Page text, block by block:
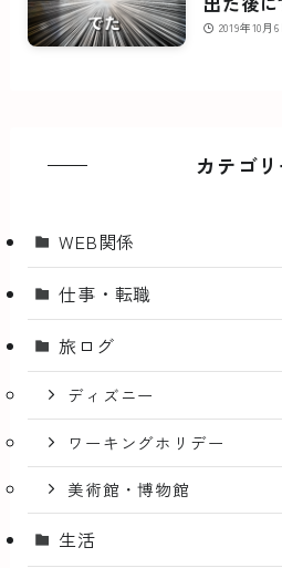
2019年10月6
カテゴリ
WEB関係
仕事・転職
旅ログ
ディズニー
ワーキングホリデー
美術館・博物館
生活